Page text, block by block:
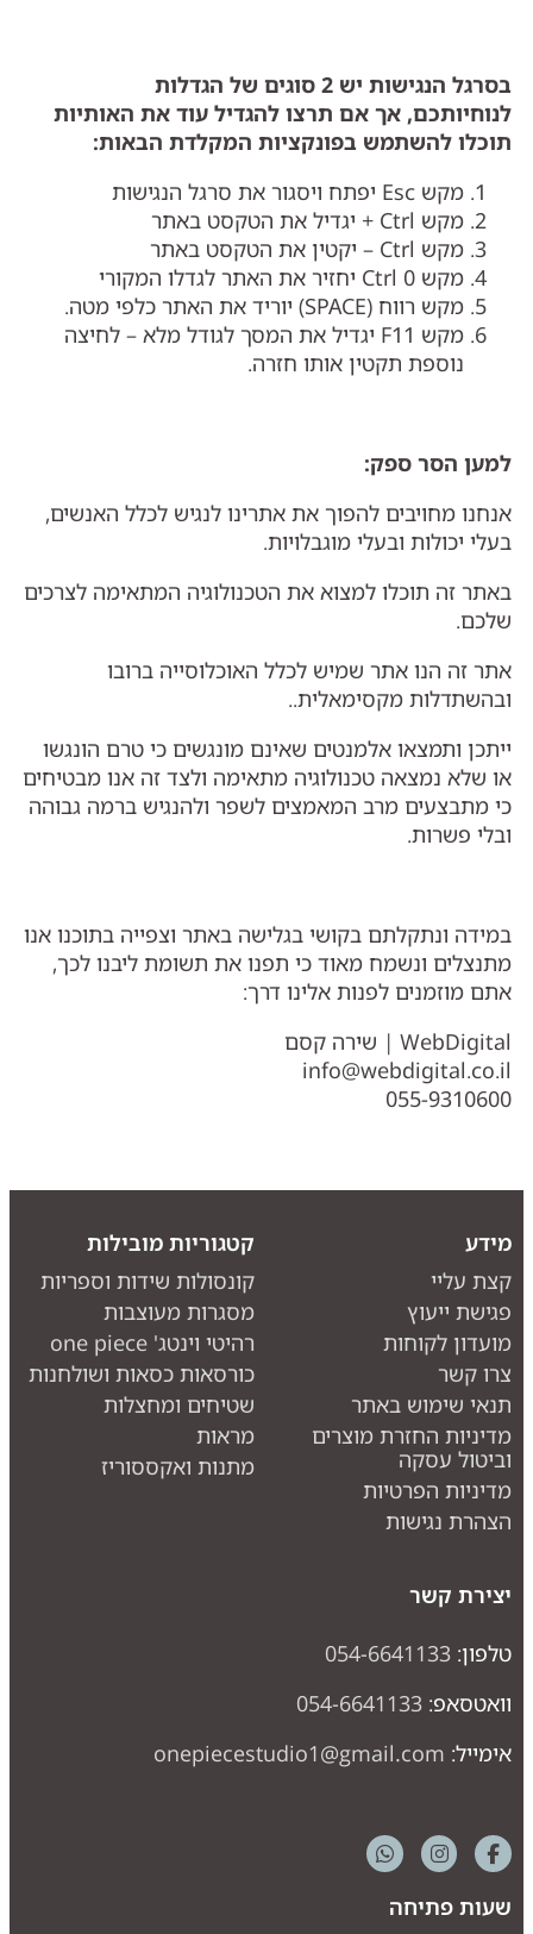
בסרגל הנגישות יש 2 סוגים של הגדלות
לנוחיותכם, אך אם תרצו להגדיל עוד את האותיות
תוכלו להשתמש בפונקציות המקלדת הבאות:
מקש Esc יפתח ויסגור את סרגל הנגישות
מקש Ctrl + יגדיל את הטקסט באתר
מקש Ctrl – יקטין את הטקסט באתר
מקש Ctrl 0 יחזיר את האתר לגדלו המקורי
מקש רווח (SPACE) יוריד את האתר כלפי מטה.
מקש F11 יגדיל את המסך לגודל מלא – לחיצה
נוספת תקטין אותו חזרה.
למען הסר ספק:
אנחנו מחויבים להפוך את אתרינו לנגיש לכלל האנשים,
בעלי יכולות ובעלי מוגבלויות.
באתר זה תוכלו למצוא את הטכנולוגיה המתאימה לצרכים
שלכם.
אתר זה הנו אתר שמיש לכלל האוכלוסייה ברובו
ובהשתדלות מקסימאלית..
ייתכן ותמצאו אלמנטים שאינם מונגשים כי טרם הונגשו
או שלא נמצאה טכנולוגיה מתאימה ולצד זה אנו מבטיחים
כי מתבצעים מרב המאמצים לשפר ולהנגיש ברמה גבוהה
ובלי פשרות.
במידה ונתקלתם בקושי בגלישה באתר וצפייה בתוכנו אנו
מתנצלים ונשמח מאוד כי תפנו את תשומת ליבנו לכך,
אתם מוזמנים לפנות אלינו דרך:
WebDigital | שירה קסם
info@webdigital.co.il
055-9310600
מידע
קצת עליי
פגישת ייעוץ
מועדון לקוחות
צרו קשר
תנאי שימוש באתר
מדיניות החזרת מוצרים
וביטול עסקה
מדיניות הפרטיות
הצהרת נגישות
קטגוריות מובילות
קונסולות שידות וספריות
מסגרות מעוצבות
רהיטי וינטג' one piece
כורסאות כסאות ושולחנות
שטיחים ומחצלות
מראות
מתנות ואקססוריז
יצירת קשר
טלפון: 054-6641133
וואטסאפ: 054-6641133
אימייל: onepiecestudio1@gmail.com
שעות פתיחה